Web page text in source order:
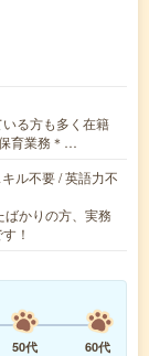
る方も多く在籍
育業務＊…
ル不要 / 英語力不
かりの方、実務
！
50代
60代